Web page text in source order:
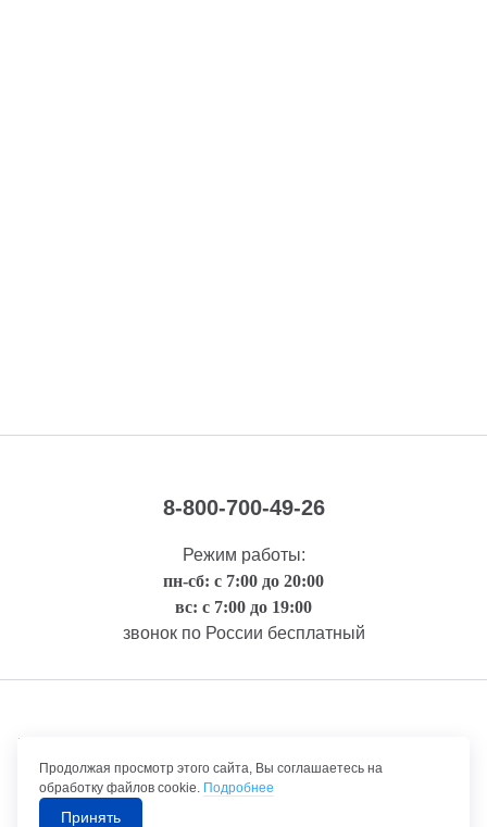
8-800-700-49-26
Режим работы:
пн-сб: с 7:00 до 20:00
вс: с 7:00 до 19:00
звонок по России бесплатный
Правовая информация
©1992-2026 ТрансТехСервис – продажа и обслуживание автомобилей.
Продолжая просмотр этого сайта, Вы соглашаетесь на
обработку файлов cookie. Подробнее
Принять